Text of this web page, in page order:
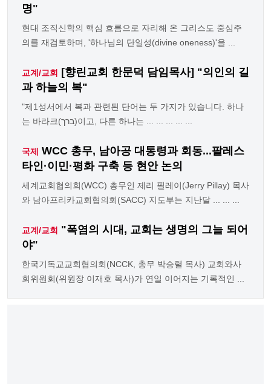
명"
현대 조직신학의 핵심 흐름으로 자리해 온 그리스도 중심주
의를 재검토하며, '하나님의 단일성(divine oneness)'을 ...
교계/교회 [향린교회 한문덕 담임목사] "의인의 길
과 하늘의 복"
"제1성서에서 복과 관련된 단어는 두 가지가 있습니다. 하나
는 바라크(ברך)이고, 다른 하나는 ... ... ... ... ...
국제 WCC 총무, 남아공 대통령과 회동...팔레스
타인·이민·평화 구축 등 현안 논의
세계교회협의회(WCC) 총무인 제리 필레이(Jerry Pillay) 목사
와 남아프리카교회협의회(SACC) 지도부는 지난달 ... ... ...
교계/교회 "폭염의 시대, 교회는 생명의 그늘 되어
야"
한국기독교교회협의회(NCCK, 총무 박승렬 목사) 교회와사
회위원회(위원장 이재호 목사)가 연일 이어지는 기록적인 ...